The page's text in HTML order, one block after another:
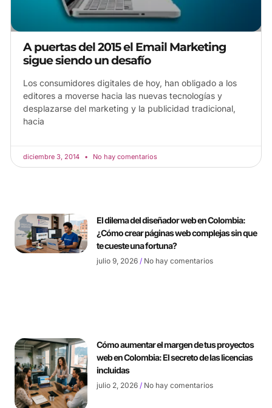
A puertas del 2015 el Email Marketing
sigue siendo un desafío
Los consumidores digitales de hoy, han obligado a los
editores a moverse hacia las nuevas tecnologías y
desplazarse del marketing y la publicidad tradicional,
hacia
diciembre 3, 2014 No hay comentarios
El dilema del diseñador web en Colombia:
¿Cómo crear páginas web complejas sin que
te cueste una fortuna?
julio 9, 2026 No hay comentarios
Cómo aumentar el margen de tus proyectos
web en Colombia: El secreto de las licencias
incluidas
julio 2, 2026 No hay comentarios